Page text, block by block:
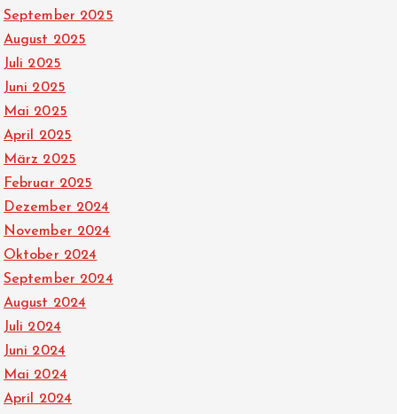
September 2025
August 2025
Juli 2025
Juni 2025
Mai 2025
April 2025
März 2025
Februar 2025
Dezember 2024
November 2024
Oktober 2024
September 2024
August 2024
Juli 2024
Juni 2024
Mai 2024
April 2024